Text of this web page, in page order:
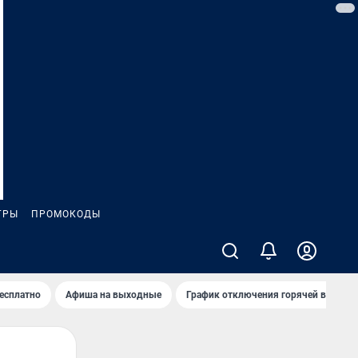
ПРОМОКОДЫ
Афиша на выходные График отключения горячей воды в